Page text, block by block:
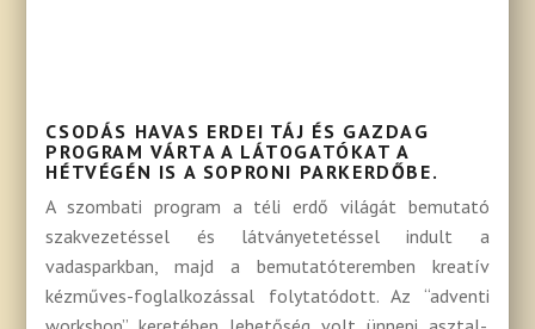
CSODÁS HAVAS ERDEI TÁJ ÉS GAZDAG
PROGRAM VÁRTA A LÁTOGATÓKAT A
HÉTVÉGÉN IS A SOPRONI PARKERDŐBE.
A szombati program a téli erdő világát bemutató
szakvezetéssel és látványetetéssel indult a
vadasparkban, majd a bemutatóteremben kreatív
kézműves-foglalkozással folytatódott. Az “adventi